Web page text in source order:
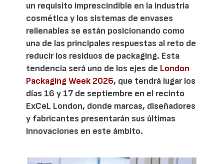
un requisito imprescindible en la industria
cosmética y los sistemas de envases
rellenables se están posicionando como
una de las principales respuestas al reto de
reducir los residuos de packaging. Esta
tendencia será uno de los ejes de London
Packaging Week 2026, que tendrá lugar los
días 16 y 17 de septiembre en el recinto
ExCeL London, donde marcas, diseñadores
y fabricantes presentarán sus últimas
innovaciones en este ámbito.